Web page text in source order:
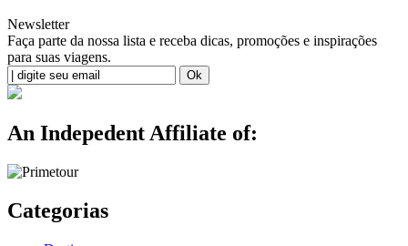
Newsletter
Faça parte da nossa lista e receba dicas, promoções e inspirações
para suas viagens.
An Indepedent Affiliate of:
Categorias